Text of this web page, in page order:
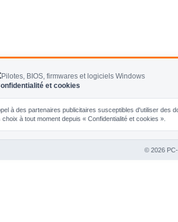
Pilotes, BIOS, firmwares et logiciels Windows
et cookies
à des partenaires publicitaires susceptibles d'utiliser
à tout moment depuis « Confidentialité et cookies ».
© 2026